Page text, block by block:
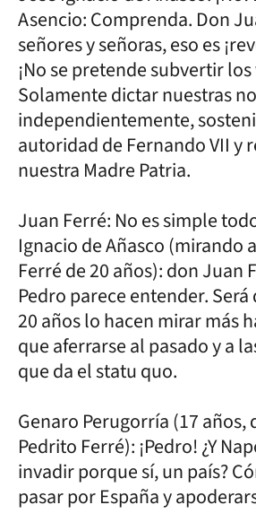
Asencio: Comprenda. Don
señores y señoras, eso es
¡No se pretende subvertir
Solamente dictar nuestras
independientemente,
autoridad de Fernando VII y
nuestra Madre Patria.
Juan Ferré: No es simple
Ignacio de Añasco (mirando
Ferré de 20 años): don Juan
Pedro parece entender. Será
20 años lo hacen mirar más
que aferrarse al pasado y a
que da el statu quo.
Genaro Perugorría (17 años,
Pedrito Ferré): ¡Pedro! ¿Y
invadir porque sí, un país?
pasar por España y